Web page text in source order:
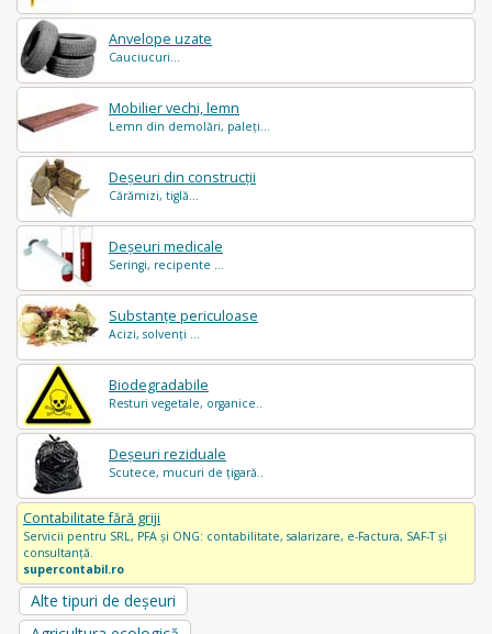
Anvelope uzate
Cauciucuri...
Mobilier vechi, lemn
Lemn din demolări, paleți...
Deșeuri din construcții
Cărămizi, tiglă...
Deșeuri medicale
Seringi, recipente ...
Substanțe periculoase
Acizi, solvenți ...
Biodegradabile
Resturi vegetale, organice..
Deșeuri reziduale
Scutece, mucuri de țigară..
Contabilitate fără griji
Servicii pentru SRL, PFA și ONG: contabilitate, salarizare, e-Factura, SAF-T și
consultanță.
supercontabil.ro
Alte tipuri de deșeuri